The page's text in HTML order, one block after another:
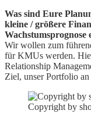
Was sind Eure
kleine / größere
Wachstumsprognose
Wir wollen zum
für KMUs werden.
Relationship
Ziel, unser Portfolio
Copyright by